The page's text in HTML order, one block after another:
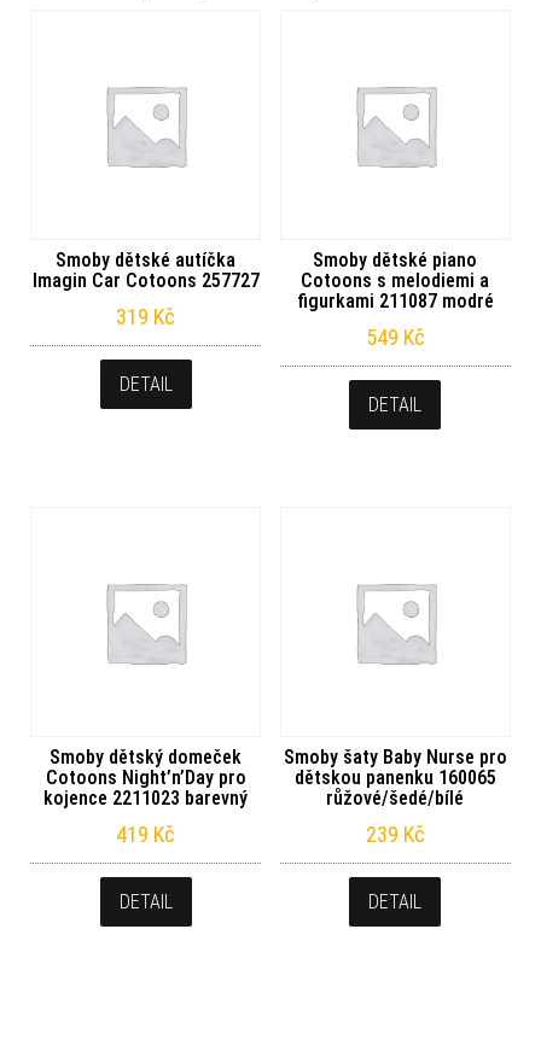
Smoby dětské autíčka
Imagin Car Cotoons 257727
319 Kč
DETAIL
Smoby dětské piano
Cotoons s melodiemi a
figurkami 211087 modré
549 Kč
DETAIL
Smoby dětský domeček
Cotoons Night’n’Day pro
kojence 2211023 barevný
419 Kč
DETAIL
Smoby šaty Baby Nurse pro
dětskou panenku 160065
růžové/šedé/bílé
239 Kč
DETAIL